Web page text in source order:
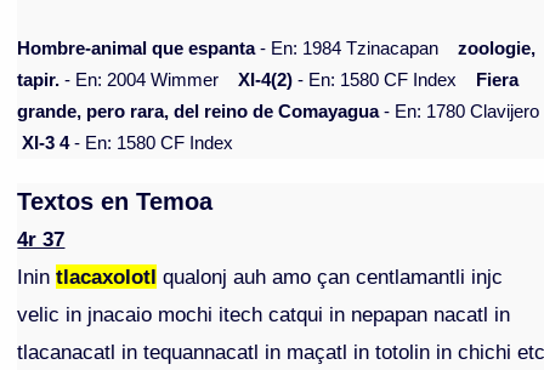
Hombre-animal que espanta- En: 1984 Tzinacapan
zoologie,
tapir. - En: 2004 Wimmer XI-4(2) - En: 1580 CF Index
Fiera
grande, pero rara, del reino de Comayagua- En: 1780 Clavijero
XI-3 4- En: 1580 CF Index
Textos en Temoa
4r 37
Inintlacaxolotl qualonj auh amo çan centlamantli injc
velic in jnacaio mochi itech catqui in nepapan nacatl in
tlacanacatl in tequannacatl in maçatl in totolin in chichi